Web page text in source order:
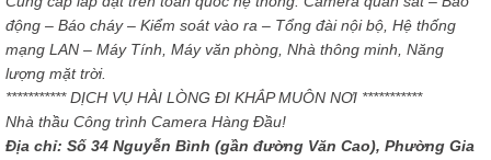
động – Báo cháy – Kiểm soát vào ra – Tổng đài nội bộ, Hệ thống
mạng LAN – Máy Tính, Máy văn phòng, Nhà thông minh, Năng
lượng mặt trời.
*********** DỊCH VỤ HÀI LÒNG ĐI KHẮP MUÔN NƠI ***********
Nhà thầu Công trình Camera Hàng Đầu!
Địa chỉ: Số 34 Nguyễn Bình (gần đường Văn Cao), Phường Gia